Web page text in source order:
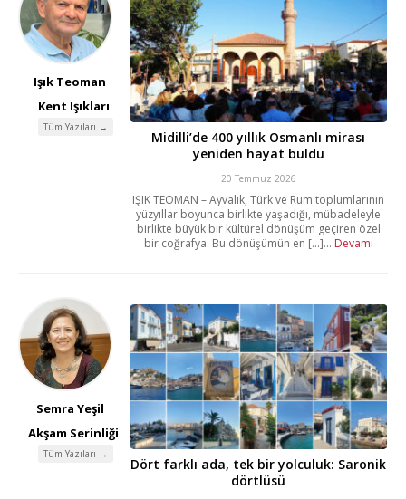
Işık Teoman
Kent Işıkları
Tüm Yazıları →
Midilli’de 400 yıllık Osmanlı mirası
yeniden hayat buldu
20 Temmuz 2026
IŞIK TEOMAN – Ayvalık, Türk ve Rum toplumlarının
yüzyıllar boyunca birlikte yaşadığı, mübadeleyle
birlikte büyük bir kültürel dönüşüm geçiren özel
bir coğrafya. Bu dönüşümün en [...]... Devamı
Semra Yeşil
Akşam Serinliği
Tüm Yazıları →
Dört farklı ada, tek bir yolculuk: Saronik
dörtlüsü